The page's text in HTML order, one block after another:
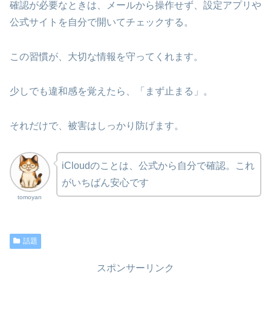
確認が必要なときは、メールから操作せず、設定アプリや
公式サイトを自分で開いてチェックする。
この習慣が、大切な情報を守ってくれます。
少しでも違和感を覚えたら、「まず止まる」。
それだけで、被害はしっかり防げます。
tomoyan
iCloudのことは、公式から自分で確認。これ
がいちばん安心です
話題
スポンサーリンク